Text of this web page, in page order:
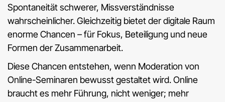
Spontaneität schwerer, Missverständnisse
wahrscheinlicher. Gleichzeitig bietet der digitale Raum
enorme Chancen – für Fokus, Beteiligung und neue
Formen der Zusammenarbeit.
Diese Chancen entstehen, wenn Moderation von
Online-Seminaren bewusst gestaltet wird. Online
braucht es mehr Führung, nicht weniger; mehr